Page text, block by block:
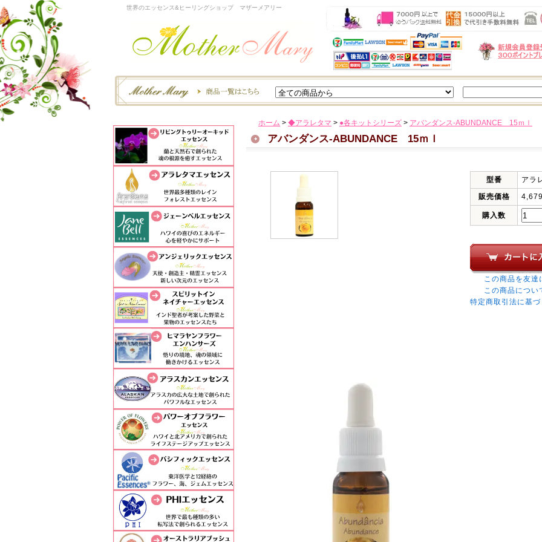
世界のエッセンス&ヒーリングショップ マザーメアリー
ホーム > ◆アラレタマ > ●各キットシリーズ > アバンダンス‐ABUNDANCE 15ｍｌ
アバンダンス‐ABUNDANCE 15ｍｌ
型番
アラ
販売価格
購入数
この商品を友達
この商品につい
特定商取引法に基